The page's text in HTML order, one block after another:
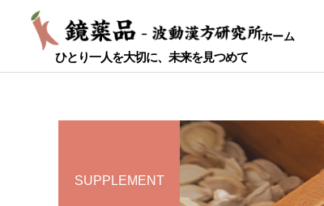
ひとり一人を大切に、未来を見つめて
ホーム
耳鼻科疾患
SUPPLEMENT